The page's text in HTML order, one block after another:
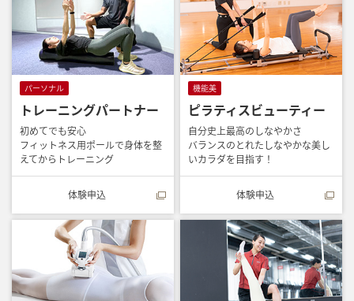
パーソナル
トレーニングパートナー
初めてでも安心
フィットネス用ポールで身体を整
えてからトレーニング
体験申込
機能美
ピラティスビューティー
自分史上最高のしなやかさ
バランスのとれたしなやかな美し
いカラダを目指す！
体験申込